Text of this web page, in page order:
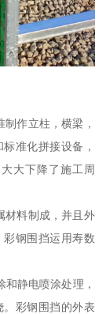
作立柱，横梁，
准化拼接设备，
大下降了施工周
材料制成，并且外
钢围挡运用寿数
静电喷涂处理，
彩钢围挡的外表